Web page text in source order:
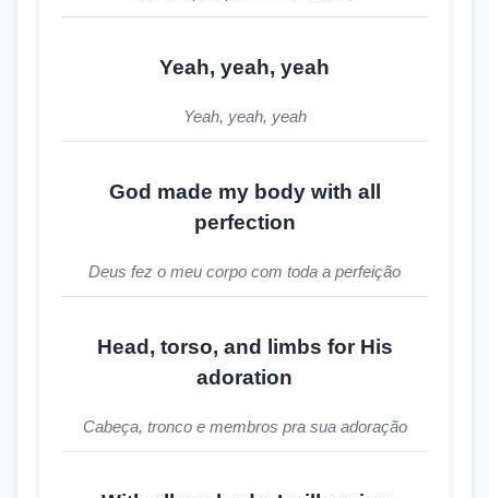
Yeah, yeah, yeah
Yeah, yeah, yeah
God made my body with all
perfection
Deus fez o meu corpo com toda a perfeição
Head, torso, and limbs for His
adoration
Cabeça, tronco e membros pra sua adoração